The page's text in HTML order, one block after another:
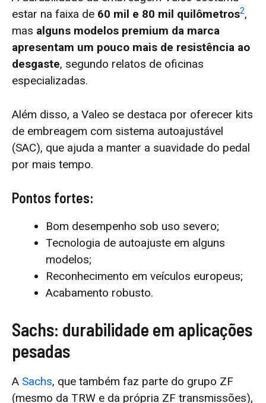
estar na faixa de 60 mil e 80 mil quilômetros2,
mas alguns modelos premium da marca
apresentam um pouco mais de resistência ao
desgaste, segundo relatos de oficinas
especializadas.
Além disso, a Valeo se destaca por oferecer kits
de embreagem com sistema autoajustável
(SAC), que ajuda a manter a suavidade do pedal
por mais tempo.
Pontos fortes:
Bom desempenho sob uso severo;
Tecnologia de autoajuste em alguns
modelos;
Reconhecimento em veículos europeus;
Acabamento robusto.
Sachs: durabilidade em aplicações
pesadas
A Sachs, que também faz parte do grupo ZF
(mesmo da TRW e da própria ZF transmissões),